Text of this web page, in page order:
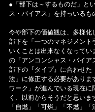
●「部下は～するものだ」と
ス・バイアス」を持っいるも
今や部下の価値観は、多様化
部下を「一つのマネジメント
いくことは出来なくなってい
の「アンコンシャス・バイア
部下の『タイプ』に合わせた
法」に修正する必要がありま
ワーク」が進んでいる現在に
く、以前からそうだと思いま
「自燃」「可燃」「不燃」